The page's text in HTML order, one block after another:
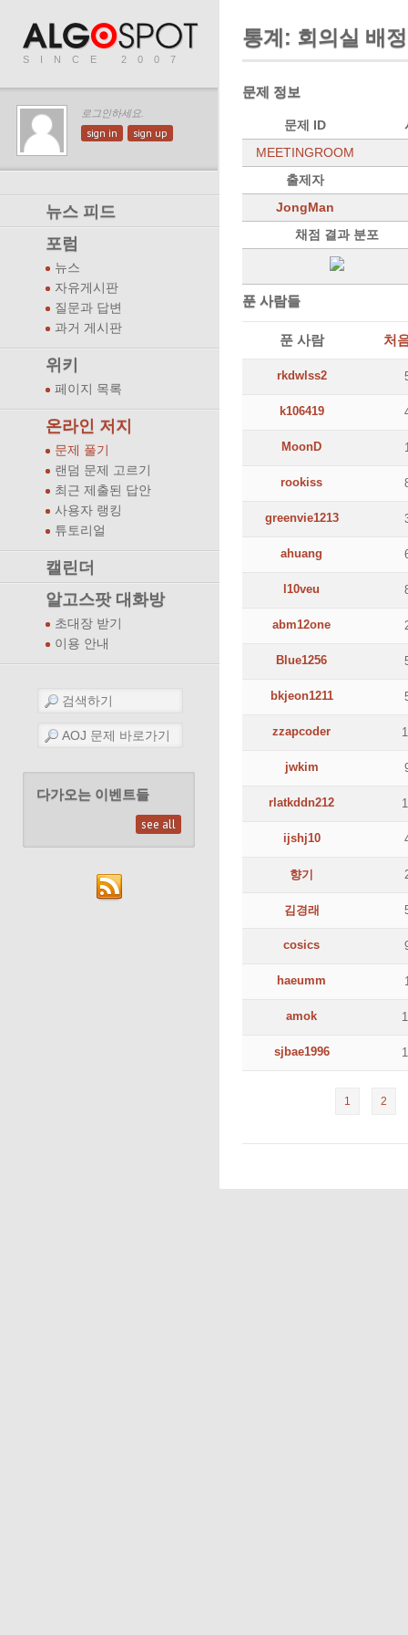
SINCE 2007
로그인하세요.
sign in sign up
뉴스 피드
포럼
뉴스
자유게시판
질문과 답변
과거 게시판
위키
페이지 목록
온라인 저지
문제 풀기
랜덤 문제 고르기
최근 제출된 답안
사용자 랭킹
튜토리얼
캘린더
알고스팟 대화방
초대장 받기
이용 안내
다가오는 이벤트들
see all
통계: 회의실 배정
문제 정보
문제 ID
MEETINGROOM
출제자
JongMan
채점 결과 분포
푼 사람들
푼 사람 처
rkdwlss2
k106419
MoonD
rookiss
greenvie1213
ahuang
l10veu
abm12one
Blue1256
bkjeon1211
zzapcoder
jwkim
rlatkddn212
ijshj10
향기
김경래
cosics
haeumm
amok
sjbae1996
1 2